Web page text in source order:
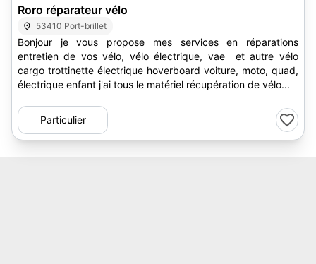
Roro réparateur vélo
53410 Port-brillet
Bonjour je vous propose mes services en réparations
entretien de vos vélo, vélo électrique, vae et autre vélo
cargo trottinette électrique hoverboard voiture, moto, quad,
électrique enfant j'ai tous le matériel récupération de vélo...
Particulier